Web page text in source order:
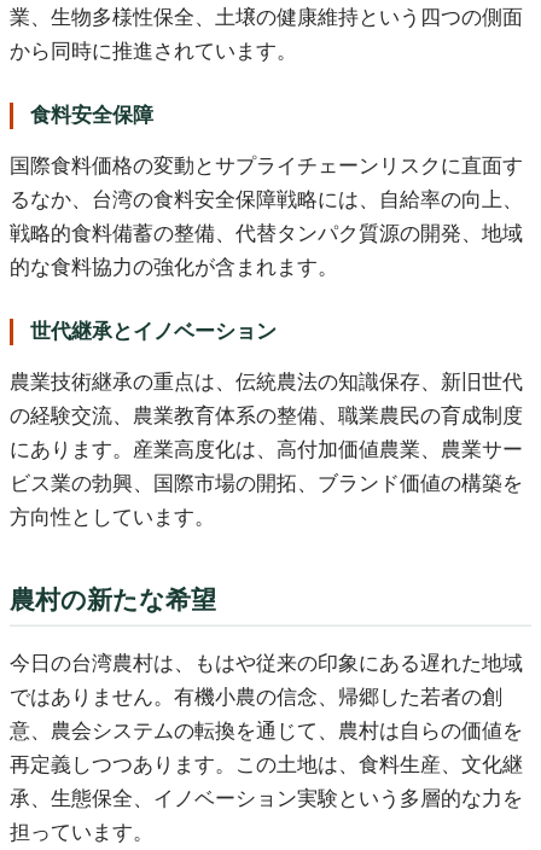
業、生物多様性保全、土壌の健康維持という四つの側面
から同時に推進されています。
食料安全保障
国際食料価格の変動とサプライチェーンリスクに直面す
るなか、台湾の食料安全保障戦略には、自給率の向上、
戦略的食料備蓄の整備、代替タンパク質源の開発、地域
的な食料協力の強化が含まれます。
世代継承とイノベーション
農業技術継承の重点は、伝統農法の知識保存、新旧世代
の経験交流、農業教育体系の整備、職業農民の育成制度
にあります。産業高度化は、高付加価値農業、農業サー
ビス業の勃興、国際市場の開拓、ブランド価値の構築を
方向性としています。
農村の新たな希望
今日の台湾農村は、もはや従来の印象にある遅れた地域
ではありません。有機小農の信念、帰郷した若者の創
意、農会システムの転換を通じて、農村は自らの価値を
再定義しつつあります。この土地は、食料生産、文化継
承、生態保全、イノベーション実験という多層的な力を
担っています。